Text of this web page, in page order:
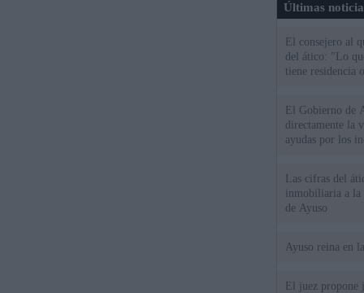
Últimas
El consejero al
del ático: "Lo
tiene residencia
El Gobierno de
directamente la
ayudas por los
Las cifras del
inmobiliaria a la
de Ayuso
Ayuso reina en
El juez propone